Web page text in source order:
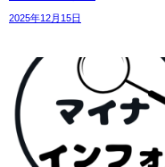
2025年12月15日